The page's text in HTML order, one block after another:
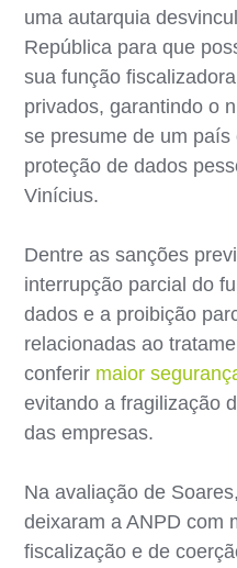
uma autarquia
República para que
sua função
privados, garantindo o
se presume de um
proteção de dados
Vinícius.
Dentre as sanções
interrupção parcial do
dados e a proibição
relacionadas ao
conferir maior
evitando a fragilização
das empresas.
Na avaliação de
deixaram a ANPD com
fiscalização e de